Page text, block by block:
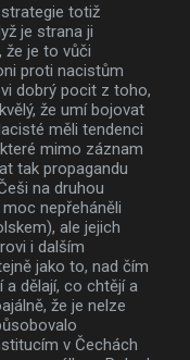
totiž
je strana ji
že je to vůči
proti nacistům
dobrý pocit z toho,
že umí bojovat
měli tendenci
mimo záznam
tak propagandu
na druhou
nepřeháněli
ale jejich
i dalším
jako to, nad čím
a dělají, co chtějí a
že je nelze
v Čechách